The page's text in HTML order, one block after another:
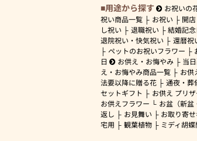
用途から探す お祝いの
祝い商品一覧
お祝い 開
し祝い
退職祝い 結婚記念
退院祝い・快気祝い
還暦祝
ペットのお祝いフラワー
日
お供え・お悔やみ 当
え・お悔やみ商品一覧
お供
法要以降に贈る花
通夜・葬
セットギフト
お供え プリ
お供えフラワー
お盆（新盆
返し
お見舞い お取り寄
宅用
観葉植物 ミディ胡